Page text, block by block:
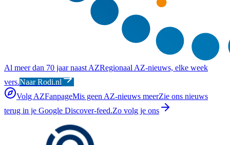
Al meer dan 70 jaar naast AZRegionaal AZ-nieuws, elke week
vers.Naar Rodi.nl
Volg AZFanpageMis geen AZ-nieuws meerZie ons nieuws
terug in je Google Discover-feed.Zo volg je ons